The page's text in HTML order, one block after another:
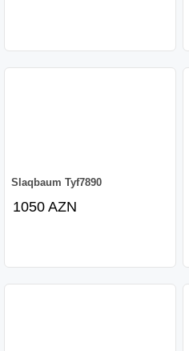
Slaqbaum Tyf7890
1050 AZN